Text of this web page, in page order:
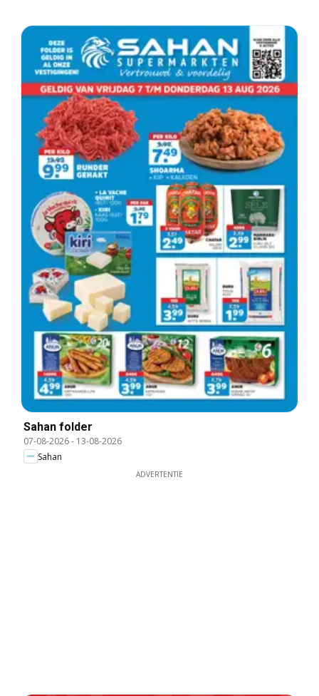
Sahan folder
07-08-2026- 13-08-2026
Sahan
ADVERTENTIE